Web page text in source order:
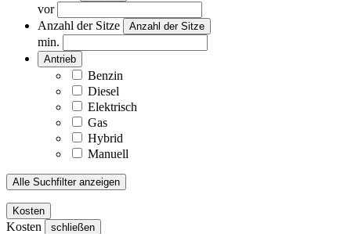
vor
Anzahl der Sitze
Anzahl der Sitze
min.
Antrieb
Benzin
Diesel
Elektrisch
Gas
Hybrid
Manuell
Alle Suchfilter anzeigen
Kosten
Kosten schließen